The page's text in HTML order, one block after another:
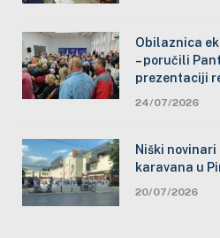
Obilaznica
– poručili
prezentaciji
24/07/2026
Niški
karavana u
20/07/2026